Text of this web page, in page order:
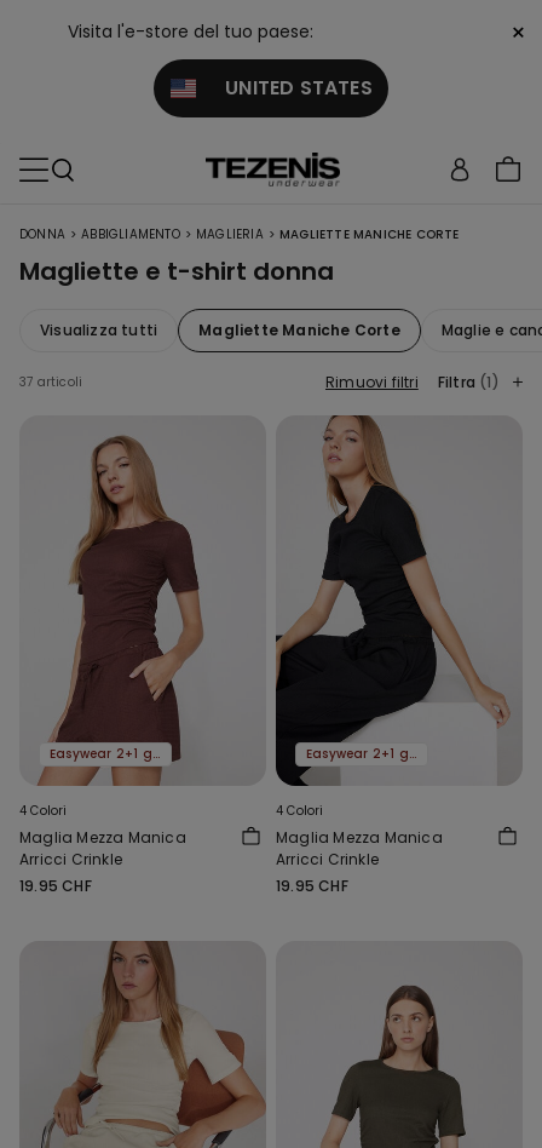
Visita l'e-store del tuo paese:
UNITED STATES
×
DONNA > ABBIGLIAMENTO > MAGLIERIA > MAGLIETTE MANICHE CORTE
Magliette e t-shirt donna
Visualizza tutti Magliette Maniche Corte Maglie e
37 articoli Rimuovi filtri Filtra (1)
Easywear 2+1 gratis
4 Colori
Maglia Mezza Manica
Arricci Crinkle
19.95 CHF
Easywear 2+1 gratis
4 Colori
Maglia Mezza Manica
Arricci Crinkle
19.95 CHF